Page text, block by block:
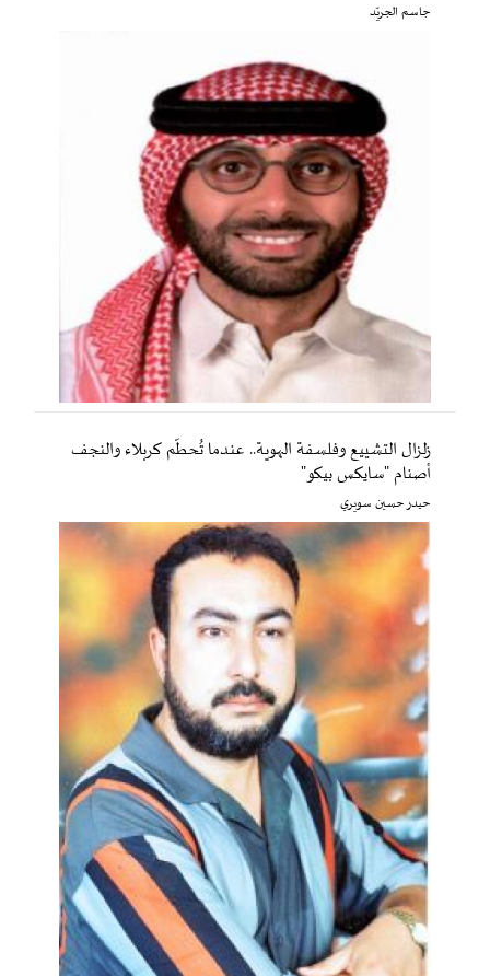
جاسم الجريّد
زلزال التشييع وفلسفة الهوية.. عندما تُحطّم كربلاء والنجف
أصنام "سايكس بيكو"
حيدر حسين سويري